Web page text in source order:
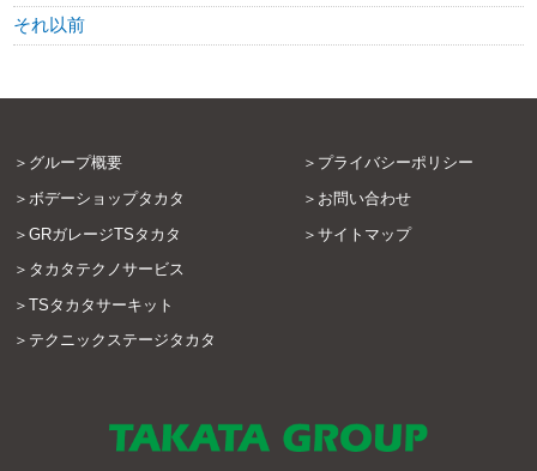
それ以前
グループ概要
ボデーショップタカタ
GRガレージTSタカタ
タカタテクノサービス
TSタカタサーキット
テクニックステージタカタ
プライバシーポリシー
お問い合わせ
サイトマップ